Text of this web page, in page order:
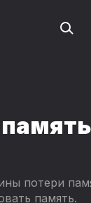
потери
память.